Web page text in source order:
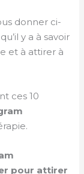
donner ci-
y a à savoir
et à attirer à
ces 10
pour attirer